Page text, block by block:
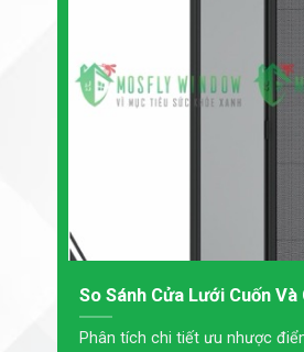
So Sánh Cửa Lưới Cuốn
Phân tích chi tiết ưu nhược